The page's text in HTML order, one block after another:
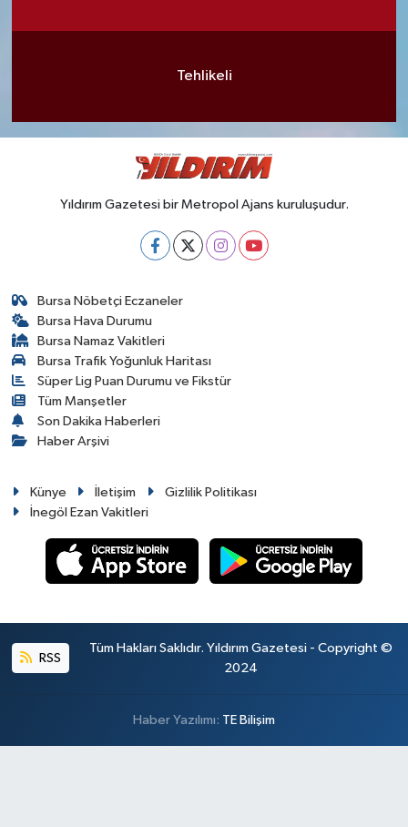
Tehlikeli
Yıldırım Gazetesi bir Metropol Ajans kuruluşudur.
Bursa Nöbetçi Eczaneler
Bursa Hava Durumu
Bursa Namaz Vakitleri
Bursa Trafik Yoğunluk Haritası
Süper Lig Puan Durumu ve Fikstür
Tüm Manşetler
Son Dakika Haberleri
Haber Arşivi
Künye İletişim
Gizlilik Politikası
İnegöl Ezan Vakitleri
RSS
Tüm Hakları Saklıdır. Yıldırım Gazetesi - Copyright ©
2024
Haber Yazılımı: TE Bilişim